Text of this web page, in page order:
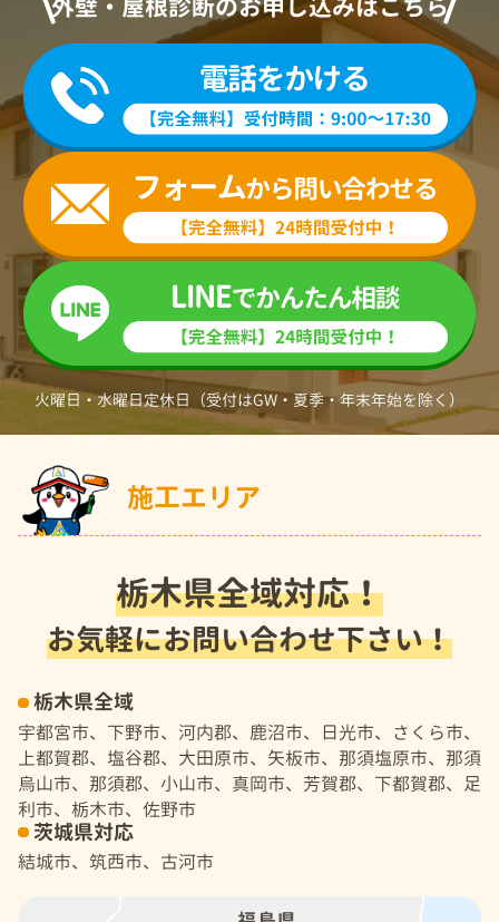
外壁・屋根診断のお申し込みはこちら
火曜日・水曜日定休日（受付はGW・夏季・年末年始を除く）
施工エリア
栃木県全域対応！
お気軽にお問い合わせ下さい！
栃木県全域
宇都宮市、下野市、河内郡、鹿沼市、日光市、さくら市、
上都賀郡、塩谷郡、大田原市、矢板市、那須塩原市、那須
烏山市、那須郡、小山市、真岡市、芳賀郡、下都賀郡、足
利市、栃木市、佐野市
茨城県対応
結城市、筑西市、古河市